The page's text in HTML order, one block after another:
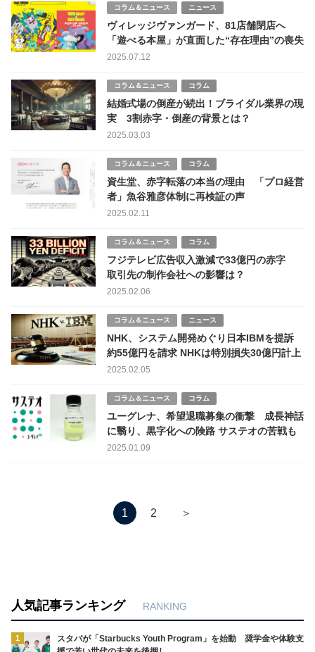
コラム＆ニュース ニュース
ヴィレッジヴァンガード、81店舗閉店へ
「遊べる本屋」が直面した“存在理由”の喪失
2025.07.12
コラム＆ニュース コラム
結婚式場の倒産が続出！ブライダル業界の現
実 3割赤字・倒産の背景とは？
2025.03.03
コラム＆ニュース コラム
資生堂、赤字転落の本当の理由 「プロ経営
者」魚谷雅彦体制に再検証の声
2025.02.11
コラム＆ニュース コラム
フジテレビ広告収入激減で33億円の赤字
取引先の制作会社への影響は？
2025.02.06
コラム＆ニュース ニュース
NHK、システム開発めぐり日本IBMを提訴
約55億円を請求 NHKは特別損失30億円計上
2025.02.05
コラム＆ニュース コラム
ユーグレナ、希望退職募集の衝撃 成長神話
に翳り、黒字化への険路 サステオの苦戦も
2025.01.09
1 2 ＞
人気記事ランキング RANKING
1
スタバが「Starbucks Youth Program」を始動 奨学金や体験支